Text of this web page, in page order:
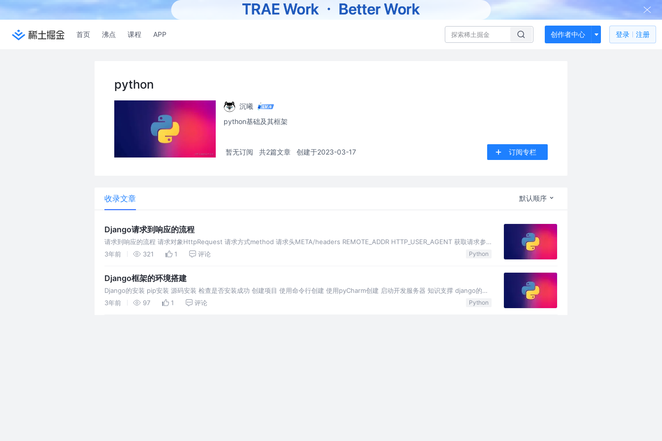
首页 沸点 课程 APP 创作者中心 登录 注册
python
沉曦
python基础及其框架
暂无订阅 共2篇文章 创建于2023-03-17 订阅专栏
收录文章 默认顺序
Django请求到响应的流程
请求到响应的流程 请求对象HttpRequest 请求方式method 请求头META/headers REMOTE_ADDR HTTP_USER_AGENT 获取请求参
数 GET：get请求参数 P
3年前 321 1 评论 Python
Django框架的环境搭建
Django的安装 pip安装 源码安装 检查是否安装成功 创建项目 使用命令行创建 使用pyCharm创建 启动开发服务器 知识支撑 django的目
录结构 最后一句 学习心得！若有不正，还望斧正。
3年前 97 1 评论 Python